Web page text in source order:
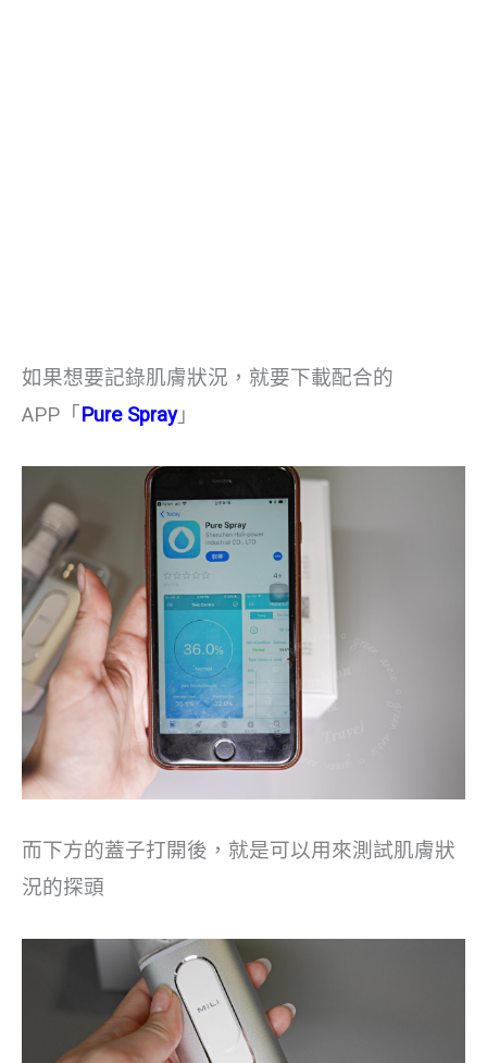
如果想要記錄肌膚狀況，就要下載配合的
APP「 Pure Spray」
而下方的蓋子打開後，就是可以用來測試肌膚狀
況的探頭